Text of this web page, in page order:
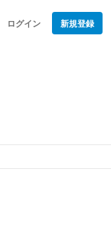
ログイン 新規登録